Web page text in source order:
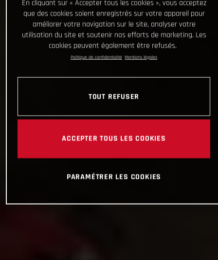
En cliquant sur « Accepter tous les cookies », vous acceptez
que des cookies soient enregistrés sur votre appareil pour
améliorer votre navigation sur le site, analyser votre
utilisation du site et soutenir nos efforts de marketing. Les
cookies peuvent également être refusés.
Politique de confidentialité Mentions légales
TOUT REFUSER
ACCEPTER TOUS LES COOKIES
PARAMÉTRER LES COOKIES